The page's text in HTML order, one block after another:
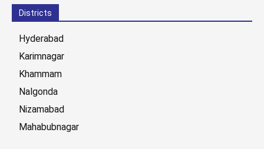
Districts
Hyderabad
Karimnagar
Khammam
Nalgonda
Nizamabad
Mahabubnagar